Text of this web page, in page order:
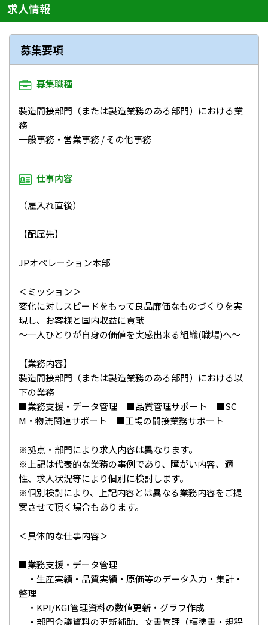
求人情報
募集要項
募集職種
製造間接部門（または製造業務のある部門）における業
務
一般事務・営業事務 / その他事務
仕事内容
（雇入れ直後）
【配属先】
JPオペレーション本部
＜ミッション＞
変化に対しスピードをもって良品廉価なものづくりを実
現し、お客様と国内収益に貢献
～一人ひとりが自身の価値を実感出来る組織(職場)へ～
【業務内容】
製造間接部門（または製造業務のある部門）における以
下の業務
■業務支援・データ管理 ■品質管理サポート ■SC
M・物流関連サポート ■工場の間接業務サポート
※拠点・部門により求人内容は異なります。
※上記は代表的な業務の事例であり、障がい内容、適
性、求人状況等により個別に検討します。
※個別検討により、上記内容とは異なる業務内容をご提
案させて頂く場合もあります。
＜具体的な仕事内容＞
■業務支援・データ管理
・生産実績・品質実績・原価等のデータ入力・集計・
整理
・KPI/KGI管理資料の数値更新・グラフ作成
・部門会議資料の更新補助、文書管理（標準書・規程